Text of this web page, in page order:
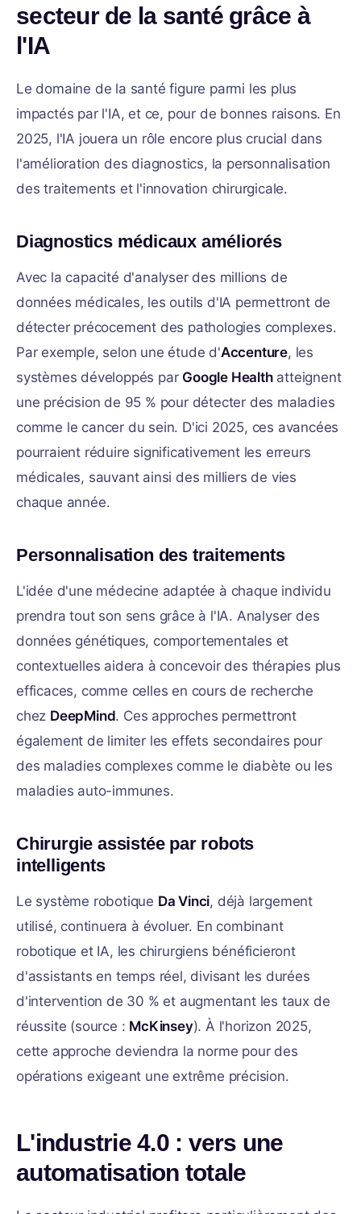
secteur de la santé grâce à
l'IA
Le domaine de la santé figure parmi les plus
impactés par l'IA, et ce, pour de bonnes raisons. En
2025, l'IA jouera un rôle encore plus crucial dans
l'amélioration des diagnostics, la personnalisation
des traitements et l'innovation chirurgicale.
Diagnostics médicaux améliorés
Avec la capacité d'analyser des millions de
données médicales, les outils d'IA permettront de
détecter précocement des pathologies complexes.
Par exemple, selon une étude d'Accenture, les
systèmes développés par Google Healthatteignent
une précision de 95 % pour détecter des maladies
comme le cancer du sein. D'ici 2025, ces avancées
pourraient réduire significativement les erreurs
médicales, sauvant ainsi des milliers de vies
chaque année.
Personnalisation des traitements
L'idée d'une médecine adaptée à chaque individu
prendra tout son sens grâce à l'IA. Analyser des
données génétiques, comportementales et
contextuelles aidera à concevoir des thérapies plus
efficaces, comme celles en cours de recherche
chez DeepMind. Ces approches permettront
également de limiter les effets secondaires pour
des maladies complexes comme le diabète ou les
maladies auto-immunes.
Chirurgie assistée par robots
intelligents
Le système robotique Da Vinci, déjà largement
utilisé, continuera à évoluer. En combinant
robotique et IA, les chirurgiens bénéficieront
d'assistants en temps réel, divisant les durées
d'intervention de 30 % et augmentant les taux de
réussite (source : McKinsey). À l'horizon 2025,
cette approche deviendra la norme pour des
opérations exigeant une extrême précision.
L'industrie 4.0 : vers une
automatisation totale